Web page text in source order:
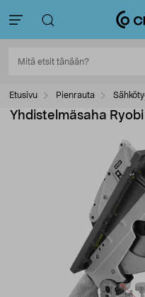
Etusivu Pienrauta
Yhdistelmäsaha